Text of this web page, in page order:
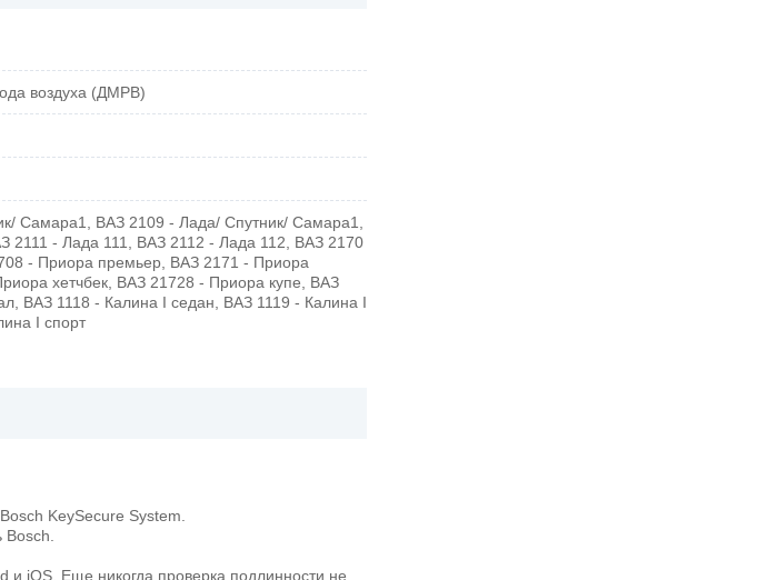
воздуха (ДМРВ)
Самара1, ВАЗ 2109 - Лада/ Спутник/ Самара1,
2111 - Лада 111, ВАЗ 2112 - Лада 112, ВАЗ 2170
- Приора премьер, ВАЗ 2171 - Приора
хетчбек, ВАЗ 21728 - Приора купе, ВАЗ
ВАЗ 1118 - Калина I седан, ВАЗ 1119 - Калина I
I спорт
KeySecure System.
и iOS. Еще никогда проверка подлинности не